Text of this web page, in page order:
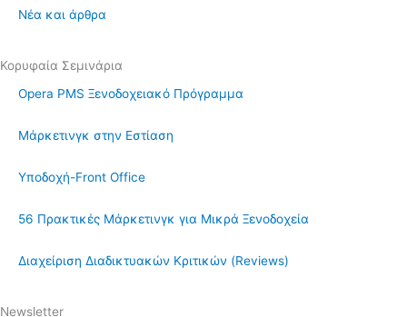
Νέα και άρθρα
Κορυφαία Σεμινάρια
Opera PMS Ξενοδοχειακό Πρόγραμμα
Μάρκετινγκ στην Εστίαση
Υποδοχή-Front Office
56 Πρακτικές Μάρκετινγκ για Μικρά Ξενοδοχεία
Διαχείριση Διαδικτυακών Κριτικών (Reviews)
Newsletter